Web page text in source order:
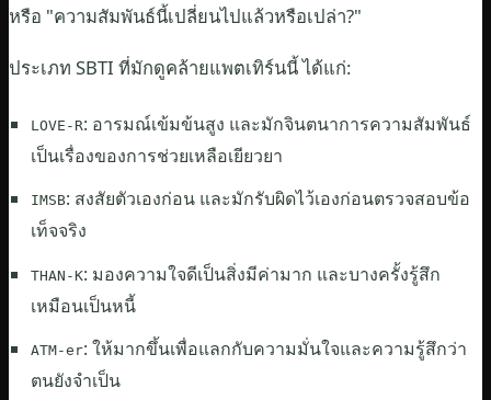
หรือ "ความสัมพันธ์นี้เปลี่ยนไปแล้วหรือเปล่า?"
ประเภท SBTI ที่มักดูคล้ายแพตเทิร์นนี้ ได้แก่:
LOVE-R: อารมณ์เข้มข้นสูง และมักจินตนาการความสัมพันธ์
เป็นเรื่องของการช่วยเหลือเยียวยา
IMSB: สงสัยตัวเองก่อน และมักรับผิดไว้เองก่อนตรวจสอบข้อ
เท็จจริง
THAN-K: มองความใจดีเป็นสิ่งมีค่ามาก และบางครั้งรู้สึก
เหมือนเป็นหนี้
ATM-er: ให้มากขึ้นเพื่อแลกกับความมั่นใจและความรู้สึกว่า
ตนยังจำเป็น